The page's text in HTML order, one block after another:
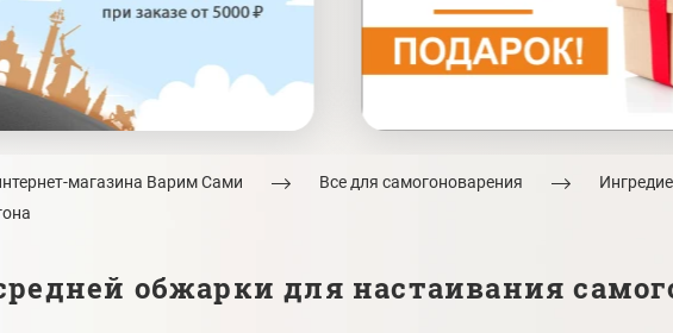
магазина Варим Сами Все для самогоноварения
обжарки для настаивания